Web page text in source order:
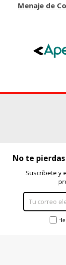
Menaje de
No te
Suscríbete y